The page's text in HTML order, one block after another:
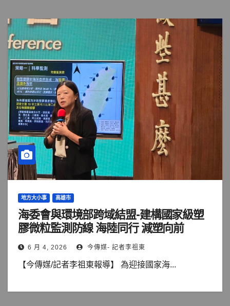
地方大小事 高雄市
海委會與環境部跨域結盟-建構國家級塑
膠微粒監測防線 海陸同行 減塑向前
6 月 4, 2026 今傳媒- 記者李祖東
【今傳媒/記者李祖東報導】 為迎接國家海...